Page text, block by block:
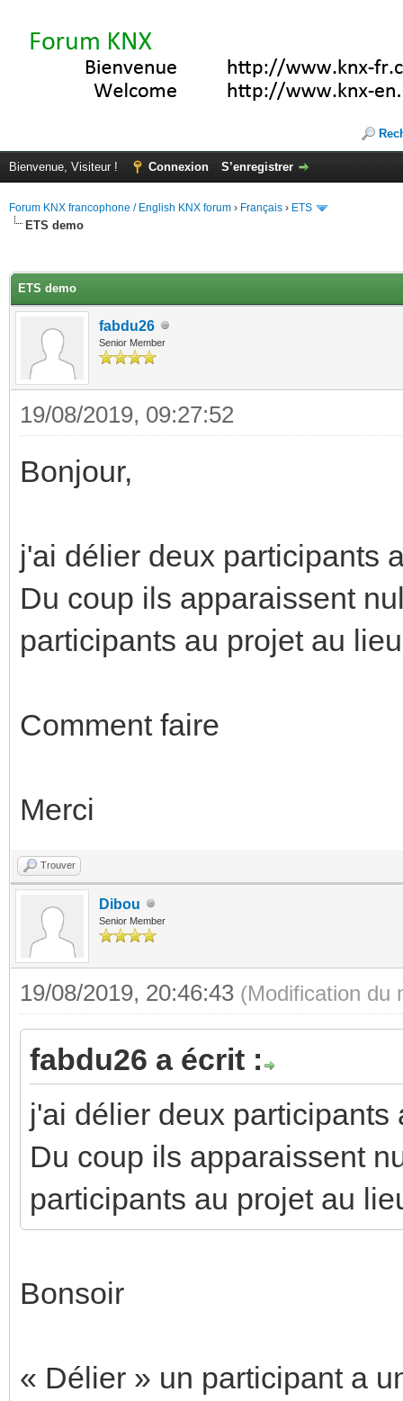
Bienvenue, Visiteur ! Connexion S’enregistrer
Forum KNX francophone / English KNX forum › Français › ETS
ETS demo
ETS demo
fabdu26
Senior Member
19/08/2019, 09:27:52
Bonjour,
j'ai délier deux participants
Du coup ils apparaissent
participants au projet au
Comment faire
Merci
Trouver
Dibou
Senior Member
19/08/2019, 20:46:43 (Modification du
fabdu26 a écrit :
j'ai délier deux
Du coup ils apparaissent
participants au projet au
Bonsoir
« Délier » un participant a